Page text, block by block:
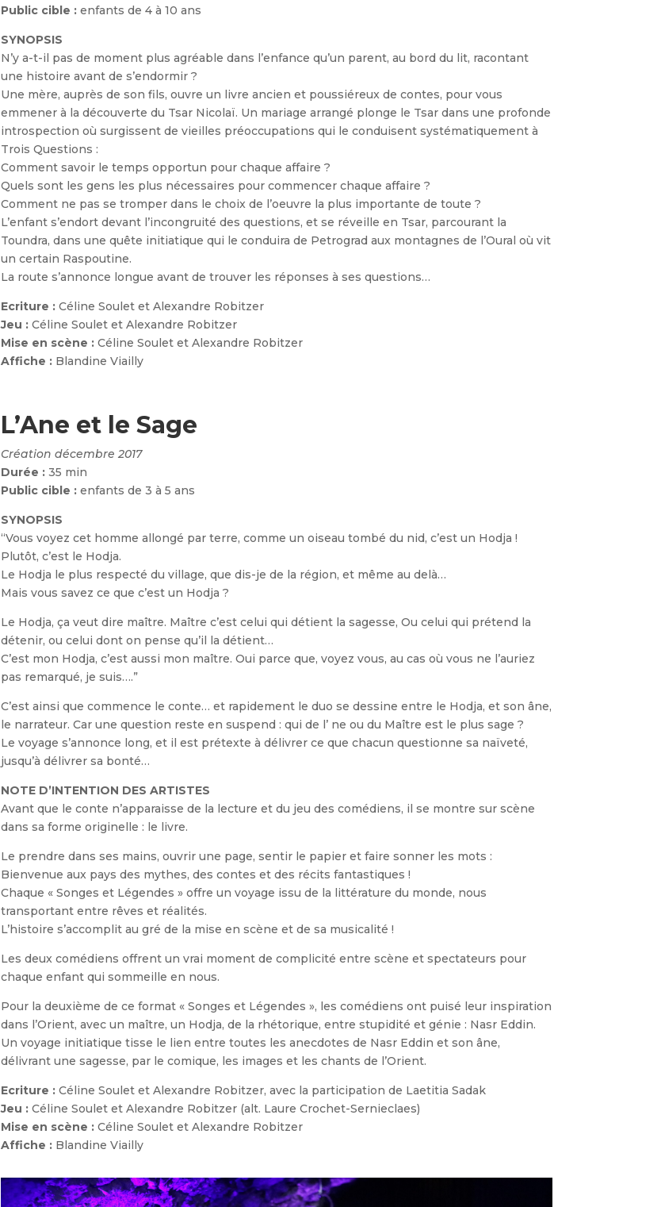
Public cible : enfants de 4 à 10 ans
SYNOPSIS
N’y a-t-il pas de moment plus agréable dans l’enfance qu’un parent, au bord du lit, racontant
une histoire avant de s’endormir ?
Une mère, auprès de son fils, ouvre un livre ancien et poussiéreux de contes, pour vous
emmener à la découverte du Tsar Nicolaï. Un mariage arrangé plonge le Tsar dans une profonde
introspection où surgissent de vieilles préoccupations qui le conduisent systématiquement à
Trois Questions :
Comment savoir le temps opportun pour chaque affaire ?
Quels sont les gens les plus nécessaires pour commencer chaque affaire ?
Comment ne pas se tromper dans le choix de l’oeuvre la plus importante de toute ?
L’enfant s’endort devant l’incongruité des questions, et se réveille en Tsar, parcourant la
Toundra, dans une quête initiatique qui le conduira de Petrograd aux montagnes de l’Oural où vit
un certain Raspoutine.
La route s’annonce longue avant de trouver les réponses à ses questions…
Ecriture : Céline Soulet et Alexandre Robitzer
Jeu : Céline Soulet et Alexandre Robitzer
Mise en scène : Céline Soulet et Alexandre Robitzer
Affiche : Blandine Viailly
L’Ane et le Sage
Création décembre 2017
Durée : 35 min
Public cible : enfants de 3 à 5 ans
SYNOPSIS
“Vous voyez cet homme allongé par terre, comme un oiseau tombé du nid, c’est un Hodja !
Plutôt, c’est le Hodja.
Le Hodja le plus respecté du village, que dis-je de la région, et même au delà…
Mais vous savez ce que c’est un Hodja ?
Le Hodja, ça veut dire maître. Maître c’est celui qui détient la sagesse, Ou celui qui prétend la
détenir, ou celui dont on pense qu’il la détient…
C’est mon Hodja, c’est aussi mon maître. Oui parce que, voyez vous, au cas où vous ne l’auriez
pas remarqué, je suis….”
C’est ainsi que commence le conte… et rapidement le duo se dessine entre le Hodja, et son âne,
le narrateur. Car une question reste en suspend : qui de l’ ne ou du Maître est le plus sage ?
Le voyage s’annonce long, et il est prétexte à délivrer ce que chacun questionne sa naïveté,
jusqu’à délivrer sa bonté…
NOTE D’INTENTION DES ARTISTES
Avant que le conte n’apparaisse de la lecture et du jeu des comédiens, il se montre sur scène
dans sa forme originelle : le livre.
Le prendre dans ses mains, ouvrir une page, sentir le papier et faire sonner les mots :
Bienvenue aux pays des mythes, des contes et des récits fantastiques !
Chaque « Songes et Légendes » offre un voyage issu de la littérature du monde, nous
transportant entre rêves et réalités.
L’histoire s’accomplit au gré de la mise en scène et de sa musicalité !
Les deux comédiens offrent un vrai moment de complicité entre scène et spectateurs pour
chaque enfant qui sommeille en nous.
Pour la deuxième de ce format « Songes et Légendes », les comédiens ont puisé leur inspiration
dans l’Orient, avec un maître, un Hodja, de la rhétorique, entre stupidité et génie : Nasr Eddin.
Un voyage initiatique tisse le lien entre toutes les anecdotes de Nasr Eddin et son âne,
délivrant une sagesse, par le comique, les images et les chants de l’Orient.
Ecriture : Céline Soulet et Alexandre Robitzer, avec la participation de Laetitia Sadak
Jeu : Céline Soulet et Alexandre Robitzer (alt. Laure Crochet-Sernieclaes)
Mise en scène : Céline Soulet et Alexandre Robitzer
Affiche : Blandine Viailly